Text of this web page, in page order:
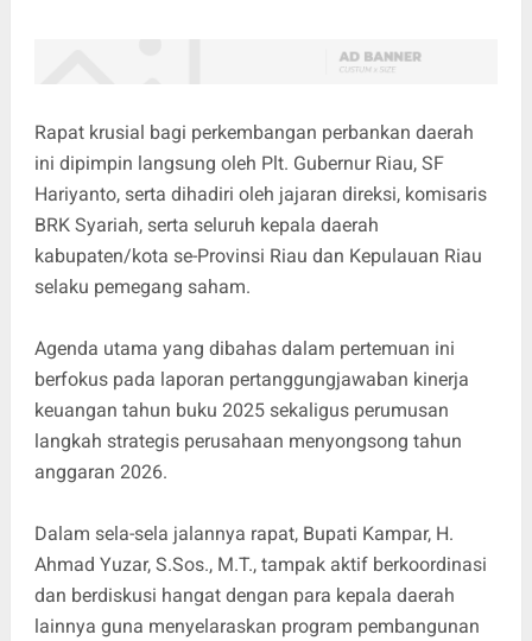
Rapat krusial bagi perkembangan perbankan daerah
ini dipimpin langsung oleh Plt. Gubernur Riau, SF
Hariyanto, serta dihadiri oleh jajaran direksi, komisaris
BRK Syariah, serta seluruh kepala daerah
kabupaten/kota se-Provinsi Riau dan Kepulauan Riau
selaku pemegang saham.
Agenda utama yang dibahas dalam pertemuan ini
berfokus pada laporan pertanggungjawaban kinerja
keuangan tahun buku 2025 sekaligus perumusan
langkah strategis perusahaan menyongsong tahun
anggaran 2026.
Dalam sela-sela jalannya rapat, Bupati Kampar, H.
Ahmad Yuzar, S.Sos., M.T., tampak aktif berkoordinasi
dan berdiskusi hangat dengan para kepala daerah
lainnya guna menyelaraskan program pembangunan